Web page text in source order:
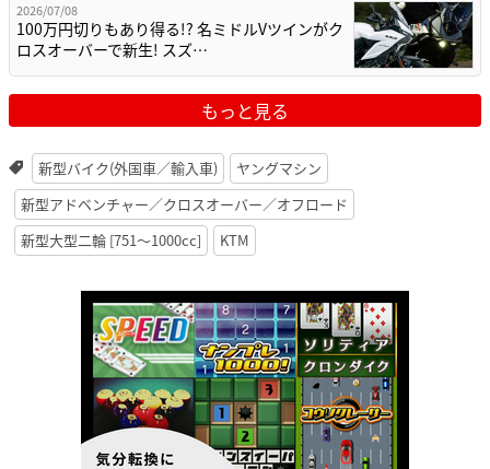
2026/07/08
100万円切りもあり得る!? 名ミドルVツインがク
ロスオーバーで新生! スズ…
もっと見る
新型バイク(外国車／輸入車)
ヤングマシン
新型アドベンチャー／クロスオーバー／オフロード
新型大型二輪 [751〜1000cc]
KTM